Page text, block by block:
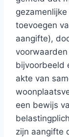
toevoegen
aangifte),
bijvoorbeeld
akte van
een bewijs
zijn aangifte